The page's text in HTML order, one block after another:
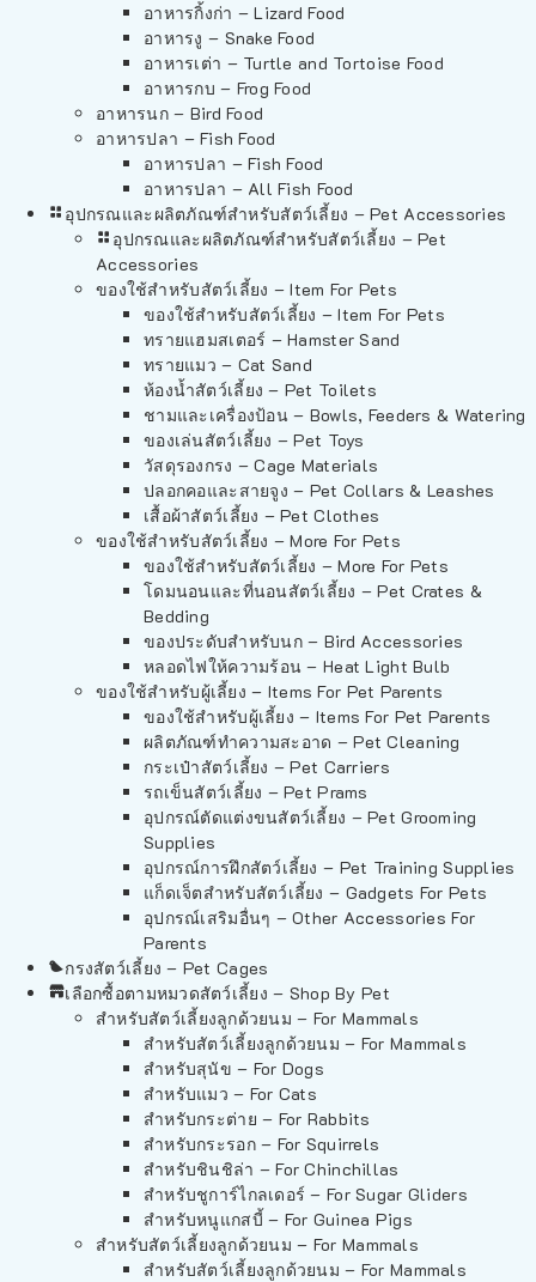
อาหารกิ้งก่า – Lizard Food
อาหารงู – Snake Food
อาหารเต่า – Turtle and Tortoise Food
อาหารกบ – Frog Food
อาหารนก – Bird Food
อาหารปลา – Fish Food
อาหารปลา – Fish Food
อาหารปลา – All Fish Food
อุปกรณและผลิตภัณฑ์สำหรับสัตว์เลี้ยง – Pet Accessories
อุปกรณและผลิตภัณฑ์สำหรับสัตว์เลี้ยง – Pet
Accessories
ของใช้สำหรับสัตว์เลี้ยง – Item For Pets
ของใช้สำหรับสัตว์เลี้ยง – Item For Pets
ทรายแฮมสเตอร์ – Hamster Sand
ทรายแมว – Cat Sand
ห้องน้ำสัตว์เลี้ยง – Pet Toilets
ชามและเครื่องป้อน – Bowls, Feeders & Watering
ของเล่นสัตว์เลี้ยง – Pet Toys
วัสดุรองกรง – Cage Materials
ปลอกคอและสายจูง – Pet Collars & Leashes
เสื้อผ้าสัตว์เลี้ยง – Pet Clothes
ของใช้สำหรับสัตว์เลี้ยง – More For Pets
ของใช้สำหรับสัตว์เลี้ยง – More For Pets
โดมนอนและที่นอนสัตว์เลี้ยง – Pet Crates &
Bedding
ของประดับสำหรับนก – Bird Accessories
หลอดไฟให้ความร้อน – Heat Light Bulb
ของใช้สำหรับผู้เลี้ยง – Items For Pet Parents
ของใช้สำหรับผู้เลี้ยง – Items For Pet Parents
ผลิตภัณฑ์ทำความสะอาด – Pet Cleaning
กระเป๋าสัตว์เลี้ยง – Pet Carriers
รถเข็นสัตว์เลี้ยง – Pet Prams
อุปกรณ์ตัดแต่งขนสัตว์เลี้ยง – Pet Grooming
Supplies
อุปกรณ์การฝึกสัตว์เลี้ยง – Pet Training Supplies
แก็ดเจ็ตสำหรับสัตว์เลี้ยง – Gadgets For Pets
อุปกรณ์เสริมอื่นๆ – Other Accessories For
Parents
กรงสัตว์เลี้ยง – Pet Cages
เลือกซื้อตามหมวดสัตว์เลี้ยง – Shop By Pet
สำหรับสัตว์เลี้ยงลูกด้วยนม – For Mammals
สำหรับสัตว์เลี้ยงลูกด้วยนม – For Mammals
สำหรับสุนัข – For Dogs
สำหรับแมว – For Cats
สำหรับกระต่าย – For Rabbits
สำหรับกระรอก – For Squirrels
สำหรับชินชิล่า – For Chinchillas
สำหรับชูการ์ไกลเดอร์ – For Sugar Gliders
สำหรับหนูแกสบี้ – For Guinea Pigs
สำหรับสัตว์เลี้ยงลูกด้วยนม – For Mammals
สำหรับสัตว์เลี้ยงลูกด้วยนม – For Mammals